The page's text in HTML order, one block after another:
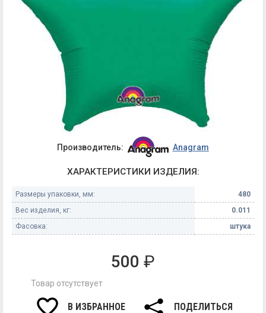
Производитель: Anagram
ХАРАКТЕРИСТИКИ ИЗДЕЛИЯ:
Размеры упаковки, мм:
480
Вес изделия, кг:
0.011
Фасовка:
штука
500 ₽
Товар отсутствует
В ИЗБРАННОЕ ПОДЕЛИТЬСЯ